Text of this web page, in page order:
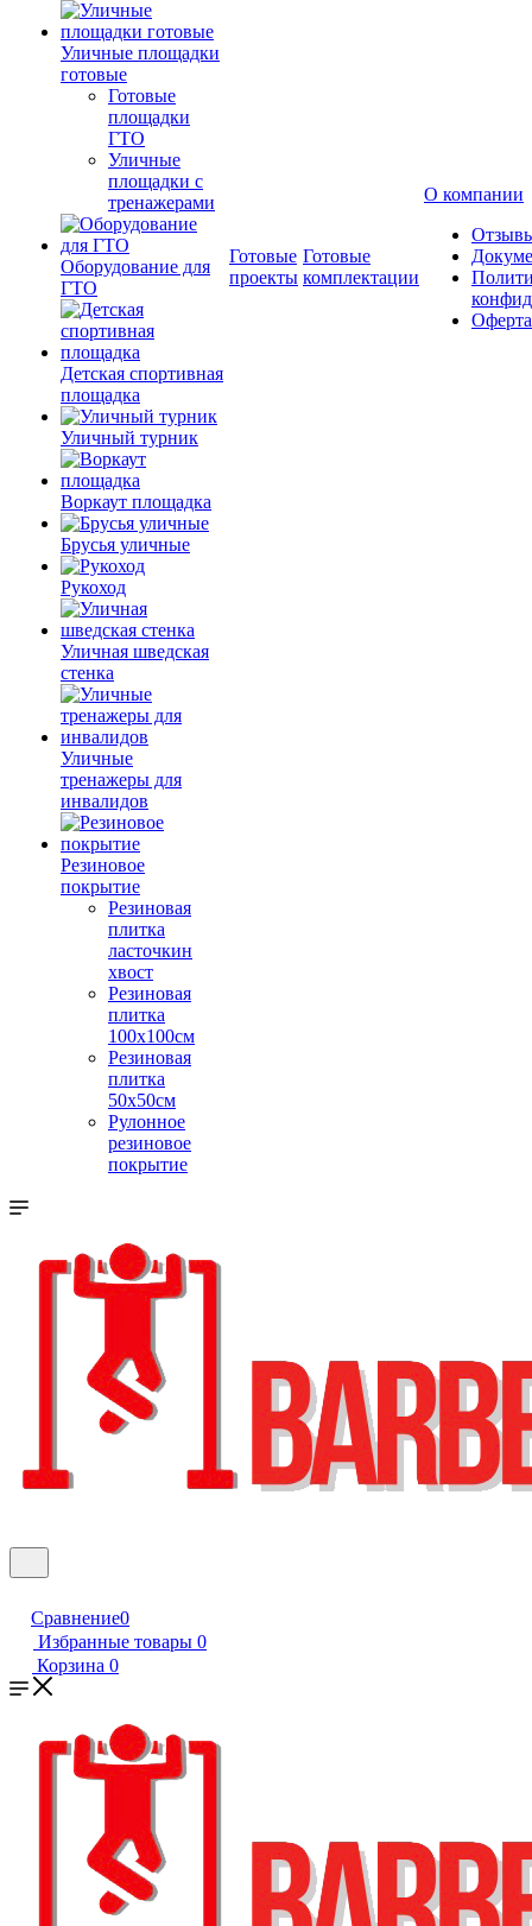
Уличные площадки
готовые
Готовые
площадки
ГТО
Уличные
площадки с
тренажерами
Оборудование для
ГТО
Детская спортивная
площадка
Уличный турник
Воркаут площадка
Брусья уличные
Рукоход
Уличная шведская
стенка
Уличные
тренажеры для
инвалидов
Резиновое
покрытие
Резиновая
плитка
ласточкин
хвост
Резиновая
плитка
100х100см
Резиновая
плитка
50х50см
Рулонное
резиновое
покрытие
Готовые
проекты
Готовые
комплектации
О компании
Оферта
Сравнение0
Избранные товары 0
Корзина 0